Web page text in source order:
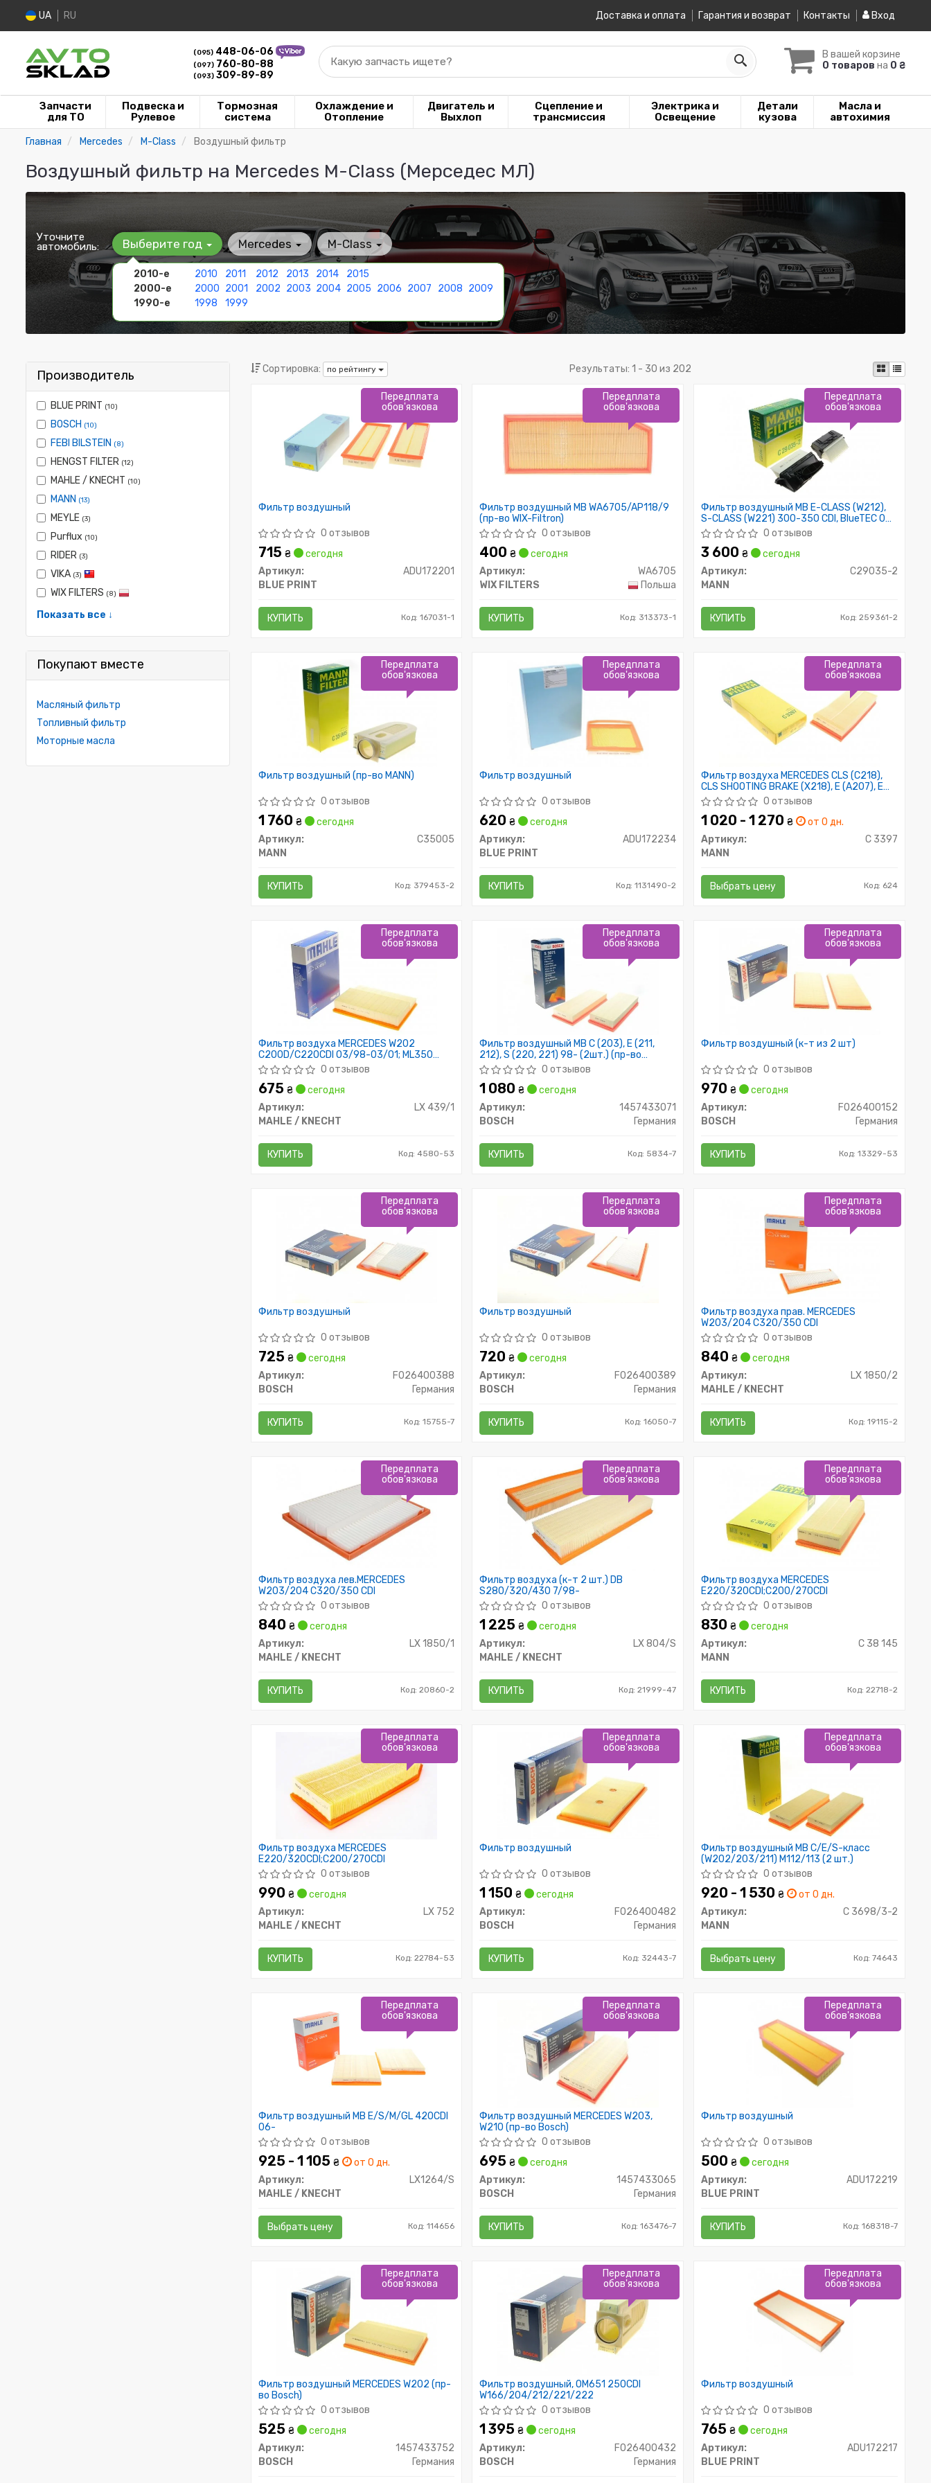
UA RU Доставка и оплата Гарантия и возврат Контакты Вход
(095) 448-06-06
(097) 760-80-88
(093) 309-89-89
В вашей корзине
0 товаров на 0 ₴
Какую запчасть ищете?
Запчасти
для ТО
Подвеска и
Рулевое
Тормозная
система
Охлаждение и
Отопление
Двигатель и
Выхлоп
Сцепление и
трансмиссия
Электрика и
Освещение
Детали
кузова
Масла и
автохимия
Главная Mercedes M-Class Воздушный фильтр
Воздушный фильтр на Mercedes M-Class (Мерседес МЛ)
Уточните
автомобиль: Выберите год
2010-е 2010 2011 2012 2013 2014
2015
2000-е
2000 2001 2002 2003 2004 2005 2006 2007 2008 2009
1990-е
1998 1999
Mercedes M-Class
Производитель
BLUE PRINT (10)
BOSCH (10)
FEBI BILSTEIN (8)
HENGST FILTER (12)
MAHLE / KNECHT (10)
MANN (13)
MEYLE (3)
Purflux (10)
RIDER (3)
VIKA (3)
WIX FILTERS (8)
Показать все ↓
Покупают вместе
Масляный фильтр
Топливный фильтр
Моторные масла
Сортировка: по рейтингу Результаты: 1 - 30 из 202
Фильтр воздушный
0 отзывов
715 ₴
сегодня
Артикул:
ADU172201
BLUE PRINT
КУПИТЬ Код: 167031-1
Передплата
обов'язкова
Фильтр воздушный MB WA6705/AP118/9
(пр-во WIX-Filtron)
0 отзывов
400₴
сегодня
Артикул:
WA6705
WIX FILTERS
Польша
КУПИТЬ Код: 313373-1
Передплата
обов'язкова
Фильтр воздушный MB E-CLASS (W212),
S-CLASS (W221) 300-350 CDI, BlueTEC 09-
(2шт.) (пр-во MANN)
0 отзывов
3 600₴
сегодня
Артикул:
C29035-2
MANN
КУПИТЬ Код: 259361-2
Передплата
обов'язкова
Фильтр воздушный (пр-во MANN)
0 отзывов
1 760 ₴
сегодня
Артикул:
C35005
MANN
КУПИТЬ Код: 379453-2
Передплата
обов'язкова
Фильтр воздушный
0 отзывов
620₴
сегодня
Артикул:
ADU172234
BLUE PRINT
КУПИТЬ Код: 1131490-2
Передплата
обов'язкова
Фильтр воздуха MERCEDES CLS (C218),
CLS SHOOTING BRAKE (X218), E (A207), E
(C207) 10-
0 отзывов
1 020 - 1 270₴
от 0 дн.
Артикул:
C 3397
MANN
Выбрать цену Код: 624
Передплата
обов'язкова
Фильтр воздуха MERCEDES W202
C200D/C220CDI 03/98-03/01; ML350
01/97-06/05 0 отзывов
675 ₴
сегодня
Артикул:
LX 439/1
MAHLE / KNECHT
КУПИТЬ Код: 4580-53
Передплата
обов'язкова
Фильтр воздушный MB C (203), E (211,
212), S (220, 221) 98- (2шт.) (пр-во
BOSCH)
0 отзывов
1 080₴
сегодня
Артикул:
1457433071
BOSCH
Германия
КУПИТЬ Код: 5834-7
Передплата
обов'язкова
Фильтр воздушный (к-т из 2 шт)
0 отзывов
970₴
сегодня
Артикул:
F026400152
BOSCH
Германия
КУПИТЬ Код: 13329-53
Передплата
обов'язкова
Фильтр воздушный
0 отзывов
725 ₴
сегодня
Артикул:
F026400388
BOSCH
Германия
КУПИТЬ Код: 15755-7
Передплата
обов'язкова
Фильтр воздушный
0 отзывов
720₴
сегодня
Артикул:
F026400389
BOSCH
Германия
КУПИТЬ Код: 16050-7
Передплата
обов'язкова
Фильтр воздуха прав. MERCEDES
W203/204 C320/350 CDI
0 отзывов
840₴
сегодня
Артикул:
LX 1850/2
MAHLE / KNECHT
КУПИТЬ Код: 19115-2
Передплата
обов'язкова
Фильтр воздуха лев.MERCEDES
W203/204 C320/350 CDI
0 отзывов
840 ₴
сегодня
Артикул:
LX 1850/1
MAHLE / KNECHT
КУПИТЬ Код: 20860-2
Передплата
обов'язкова
Фильтр воздуха (к-т 2 шт.) DB
S280/320/430 7/98-
0 отзывов
1 225₴
сегодня
Артикул:
LX 804/S
MAHLE / KNECHT
КУПИТЬ Код: 21999-47
Передплата
обов'язкова
Фильтр воздуха MERCEDES
E220/320CDI;C200/270CDI
0 отзывов
830₴
сегодня
Артикул:
C 38 145
MANN
КУПИТЬ Код: 22718-2
Передплата
обов'язкова
Фильтр воздуха MERCEDES
E220/320CDI;C200/270CDI
0 отзывов
990 ₴
сегодня
Артикул:
LX 752
MAHLE / KNECHT
КУПИТЬ Код: 22784-53
Передплата
обов'язкова
Фильтр воздушный
0 отзывов
1 150₴
сегодня
Артикул:
F026400482
BOSCH
Германия
КУПИТЬ Код: 32443-7
Передплата
обов'язкова
Фильтр воздушный MB C/E/S-класс
(W202/203/211) M112/113 (2 шт.)
0 отзывов
920 - 1 530₴
от 0 дн.
Артикул:
C 3698/3-2
MANN
Выбрать цену Код: 74643
Передплата
обов'язкова
Фильтр воздушный MB E/S/M/GL 420CDI
06-
0 отзывов
925 - 1 105 ₴
от 0 дн.
Артикул:
LX1264/S
MAHLE / KNECHT
Выбрать цену Код: 114656
Передплата
обов'язкова
Фильтр воздушный MERCEDES W203,
W210 (пр-во Bosch)
0 отзывов
695₴
сегодня
Артикул:
1457433065
BOSCH
Германия
КУПИТЬ Код: 163476-7
Передплата
обов'язкова
Фильтр воздушный
0 отзывов
500₴
сегодня
Артикул:
ADU172219
BLUE PRINT
КУПИТЬ Код: 168318-7
Передплата
обов'язкова
Фильтр воздушный MERCEDES W202 (пр-
во Bosch)
0 отзывов
525 ₴
сегодня
Артикул:
1457433752
BOSCH
Германия
Передплата
обов'язкова
Фильтр воздушный, OM651 250CDI
W166/204/212/221/222
0 отзывов
1 395₴
сегодня
Артикул:
F026400432
BOSCH
Германия
Передплата
обов'язкова
Фильтр воздушный
0 отзывов
765₴
сегодня
Артикул:
ADU172217
BLUE PRINT
Передплата
обов'язкова